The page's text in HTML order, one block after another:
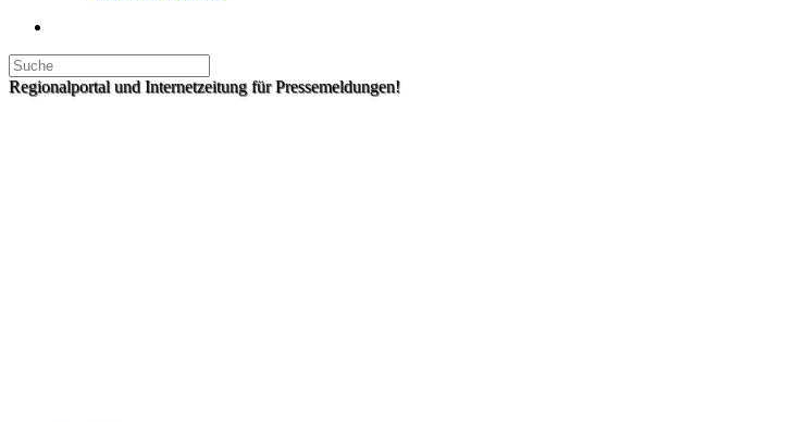
Regionalportal und Internetzeitung für Pressemeldungen!